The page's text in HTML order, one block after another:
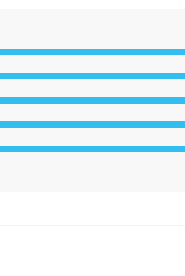
bao gồm 2 phần